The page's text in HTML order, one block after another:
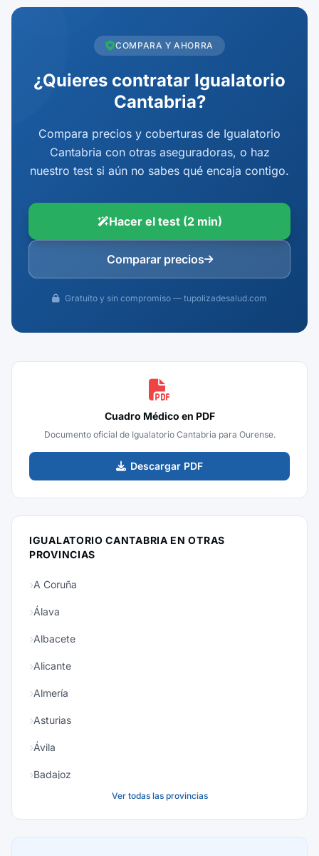
COMPARA Y AHORRA
¿Quieres contratar Igualatorio
Cantabria?
Compara precios y coberturas de Igualatorio
Cantabria con otras aseguradoras, o haz
nuestro test si aún no sabes qué encaja contigo.
Hacer el test (2 min)
Comparar precios
Gratuito y sin compromiso — tupolizadesalud.com
Cuadro Médico en PDF
Documento oficial de Igualatorio Cantabria para Ourense.
Descargar PDF
IGUALATORIO CANTABRIA EN OTRAS
PROVINCIAS
A Coruña
Álava
Albacete
Alicante
Almería
Asturias
Ávila
Badajoz
Ver todas las provincias